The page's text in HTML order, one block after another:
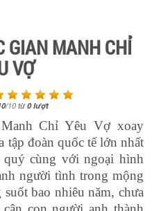
GIAN MANH CHỈ
VỢ
/10từ0lượt
Chỉ Yêu Vợ xoay
tập đoàn quốc tế lớn nhất
cùng với ngoại hình
người tình trong mộng
bao nhiêu năm, chưa